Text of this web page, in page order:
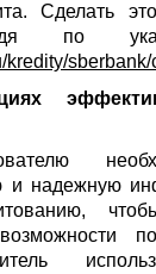
Сделать
по
kredity/
и надежную